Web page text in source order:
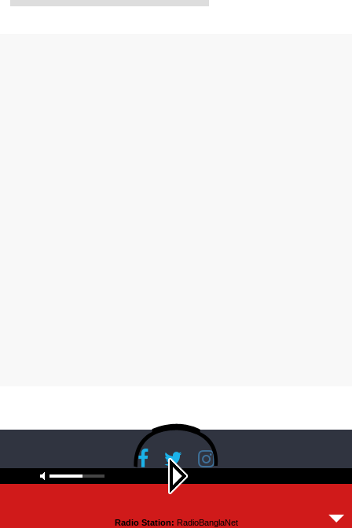
Copyright © 2026RadioBanglaNet. All rights reserved.
Radio Station: RadioBanglaNet